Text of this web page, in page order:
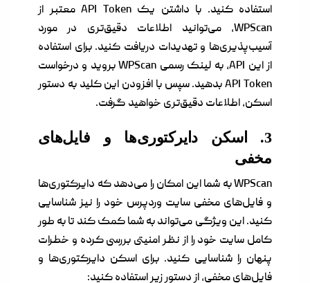
استفاده کنید. با داشتن یک API Token معتبر از
WPScan، می‌توانید اطلاعات دقیق‌تری در مورد
آسیب‌پذیری‌ها و تهدیدات دریافت کنید. برای استفاده
از این API، به لینک رسمی WPScan بروید و درخواست
API Token بدهید. سپس با افزودن این کلید به دستور
اسکن، اطلاعات دقیق‌تری خواهید گرفت.
3. اسکن دایرکتوری‌ها و فایل‌های
مخفی
WPScan به شما این امکان را می‌دهد که دایرکتوری‌ها
و فایل‌های مخفی سایت وردپرس خود را نیز شناسایی
کنید. این ویژگی می‌تواند به شما کمک کند تا به طور
کامل سایت خود را از نظر امنیتی بررسی کرده و خطرات
پنهان را شناسایی کنید. برای اسکن دایرکتوری‌ها و
فایل‌های مخفی، از دستور زیر استفاده کنید: